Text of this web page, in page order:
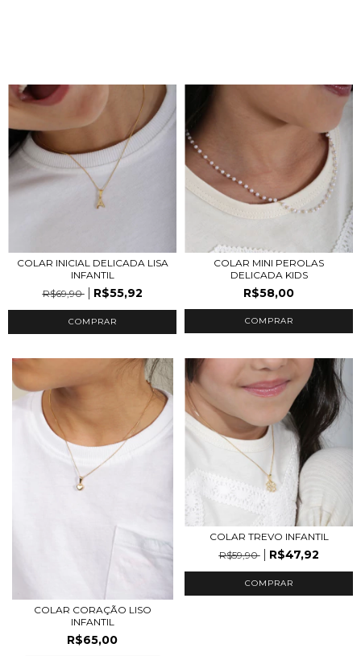
COLAR INICIAL DELICADA LISA
INFANTIL
R$69,90
R$55,92
COMPRAR
COLAR MINI PEROLAS
DELICADA KIDS
R$58,00
COLAR CORAÇÃO LISO
INFANTIL
R$65,00
COLAR TREVO INFANTIL
R$59,90
R$47,92
COMPRAR